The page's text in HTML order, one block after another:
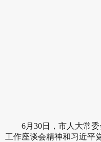
6月30日，市人大常
工作座谈会精神和习近平